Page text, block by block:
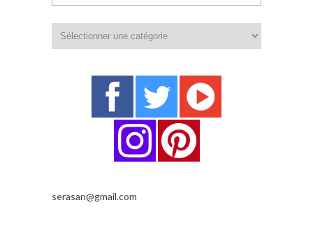
serasan@gmail.com